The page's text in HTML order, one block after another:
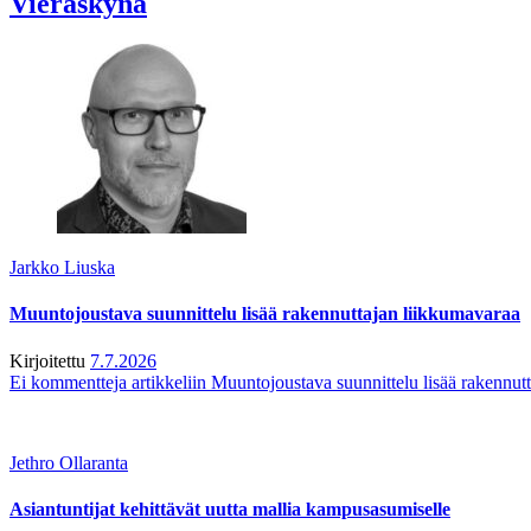
Jarkko Liuska
Muuntojoustava suunnittelu lisää rakennuttajan liikkumavaraa
Kirjoitettu 7.7.2026
Ei kommentteja artikkeliin Muuntojoustava suunnittelu lisää
Jethro Ollaranta
Asiantuntijat kehittävät uutta mallia kampusasumiselle